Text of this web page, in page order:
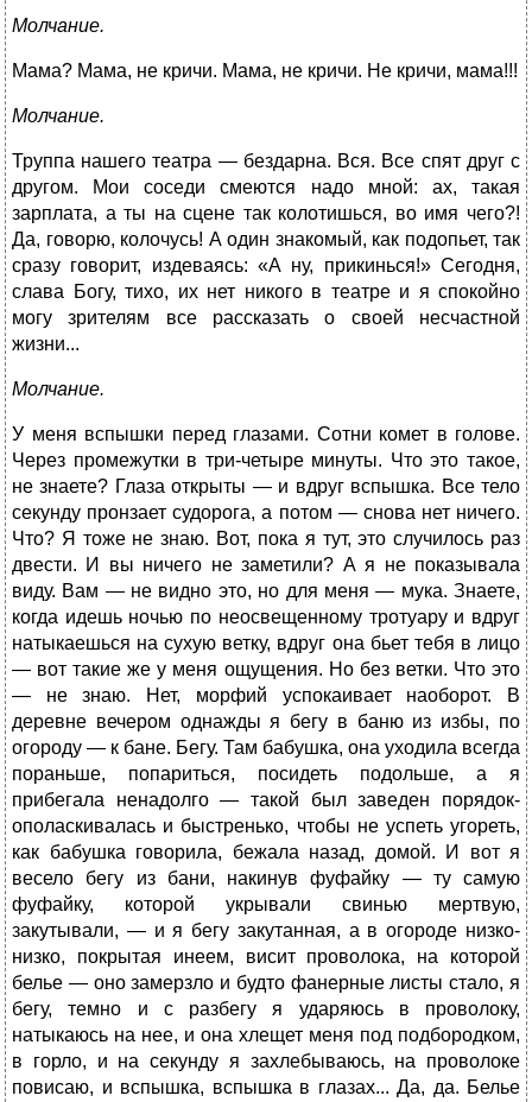
Молчание.
Мама? Мама, не кричи. Мама, не кричи. Не кричи, мама!!!
Молчание.
Труппа нашего театра — бездарна. Вся. Все спят друг с
другом. Мои соседи смеются надо мной: ах, такая
зарплата, а ты на сцене так колотишься, во имя чего?!
Да, говорю, колочусь! А один знакомый, как подопьет, так
сразу говорит, издеваясь: «А ну, прикинься!» Сегодня,
слава Богу, тихо, их нет никого в театре и я спокойно
могу зрителям все рассказать о своей несчастной
жизни...
Молчание.
У меня вспышки перед глазами. Сотни комет в голове.
Через промежутки в три-четыре минуты. Что это такое,
не знаете? Глаза открыты — и вдруг вспышка. Все тело
секунду пронзает судорога, а потом — снова нет ничего.
Что? Я тоже не знаю. Вот, пока я тут, это случилось раз
двести. И вы ничего не заметили? А я не показывала
виду. Вам — не видно это, но для меня — мука. Знаете,
когда идешь ночью по неосвещенному тротуару и вдруг
натыкаешься на сухую ветку, вдруг она бьет тебя в лицо
— вот такие же у меня ощущения. Но без ветки. Что это
— не знаю. Нет, морфий успокаивает наоборот. В
деревне вечером однажды я бегу в баню из избы, по
огороду — к бане. Бегу. Там бабушка, она уходила всегда
пораньше, попариться, посидеть подольше, а я
прибегала ненадолго — такой был заведен порядок-
ополаскивалась и быстренько, чтобы не успеть угореть,
как бабушка говорила, бежала назад, домой. И вот я
весело бегу из бани, накинув фуфайку — ту самую
фуфайку, которой укрывали свинью мертвую,
закутывали, — и я бегу закутанная, а в огороде низко-
низко, покрытая инеем, висит проволока, на которой
белье — оно замерзло и будто фанерные листы стало, я
бегу, темно и с разбегу я ударяюсь в проволоку,
натыкаюсь на нее, и она хлещет меня под подбородком,
в горло, и на секунду я захлебываюсь, на проволоке
повисаю, и вспышка, вспышка в глазах... Да, да. Белье